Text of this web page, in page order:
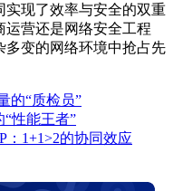
实现了效率与安全的双重
营还是网络安全工程
多变的网络环境中抢占先
的“质检员”
性能王者”
：1+1>2的协同效应